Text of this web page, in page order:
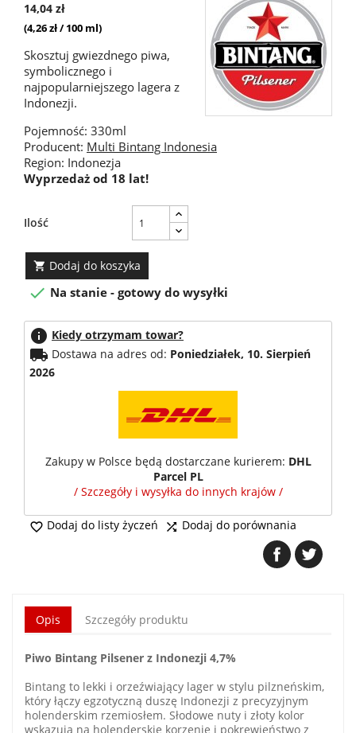
14,04 zł
(4,26 zł / 100 ml)
Skosztuj gwiezdnego piwa,
symbolicznego i
najpopularniejszego lagera z
Indonezji.
Pojemność: 330ml
Producent: Multi Bintang Indonesia
Region: Indonezja
Wyprzedaż od 18 lat!
Ilość
 Dodaj do koszyka
 Na stanie - gotowy do wysyłki
info Kiedy otrzymam towar?
local_shipping Dostawa na adres od: Poniedziałek, 10. Sierpień
2026
Zakupy w Polsce będą dostarczane kurierem: DHL
Parcel PL
/ Szczegóły i wysyłka do innych krajów /
 Dodaj do listy życzeń  Dodaj do porównania
Opis Szczegóły produktu
Piwo Bintang Pilsener z Indonezji 4,7%
Bintang to lekki i orzeźwiający lager w stylu pilzneńskim,
który łączy egzotyczną duszę Indonezji z precyzyjnym
holenderskim rzemiosłem. Słodowe nuty i złoty kolor
wskazują na holenderskie korzenie i pokrewieństwo z